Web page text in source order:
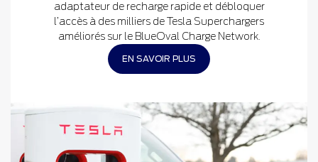
adaptateur de recharge rapide et débloquer
l’accès à des milliers de Tesla Superchargers
améliorés sur le BlueOval Charge Network.
EN SAVOIR PLUS